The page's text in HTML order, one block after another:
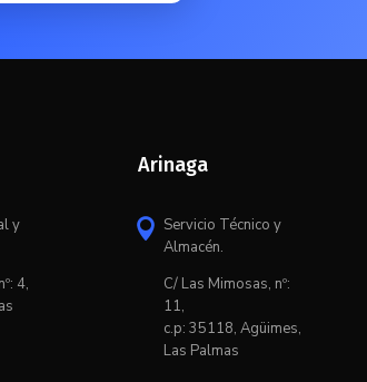
y
4,
Arinaga
 Servicio Técnico y
Almacén.
C/ Las Mimosas, nº:
11,
c.p: 35118, Agüimes,
Las Palmas